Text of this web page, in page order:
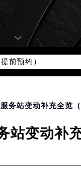
室（北京总部）（
预约）
需提前预约）
预约）
前预约）
（需提前预约）
3508室（需提前预
需提前预约）
务站变动补充全览（
站变动补